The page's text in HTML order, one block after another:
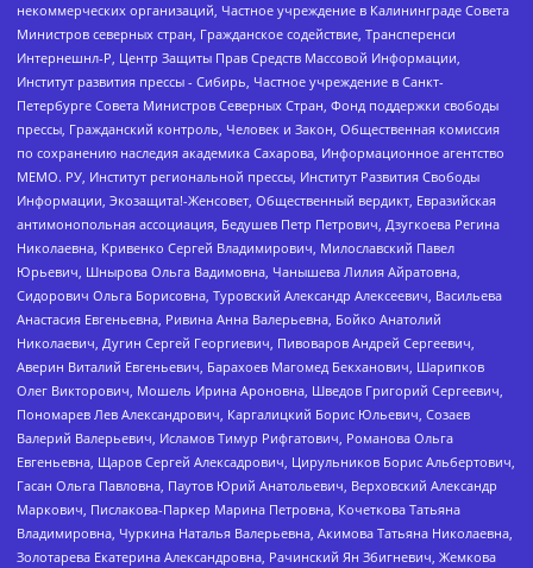
некоммерческих организаций, Частное учреждение в Калининграде Совета
Министров северных стран, Гражданское содействие, Трансперенси
Интернешнл-Р, Центр Защиты Прав Средств Массовой Информации,
Институт развития прессы - Сибирь, Частное учреждение в Санкт-
Петербурге Совета Министров Северных Стран, Фонд поддержки свободы
прессы, Гражданский контроль, Человек и Закон, Общественная комиссия
по сохранению наследия академика Сахарова, Информационное агентство
МЕМО. РУ, Институт региональной прессы, Институт Развития Свободы
Информации, Экозащита!-Женсовет, Общественный вердикт, Евразийская
антимонопольная ассоциация, Бедушев Петр Петрович, Дзугкоева Регина
Николаевна, Кривенко Сергей Владимирович, Милославский Павел
Юрьевич, Шнырова Ольга Вадимовна, Чанышева Лилия Айратовна,
Сидорович Ольга Борисовна, Туровский Александр Алексеевич, Васильева
Анастасия Евгеньевна, Ривина Анна Валерьевна, Бойко Анатолий
Николаевич, Дугин Сергей Георгиевич, Пивоваров Андрей Сергеевич,
Аверин Виталий Евгеньевич, Барахоев Магомед Бекханович, Шарипков
Олег Викторович, Мошель Ирина Ароновна, Шведов Григорий Сергеевич,
Пономарев Лев Александрович, Каргалицкий Борис Юльевич, Созаев
Валерий Валерьевич, Исламов Тимур Рифгатович, Романова Ольга
Евгеньевна, Щаров Сергей Алексадрович, Цирульников Борис Альбертович,
Гасан Ольга Павловна, Паутов Юрий Анатольевич, Верховский Александр
Маркович, Пислакова-Паркер Марина Петровна, Кочеткова Татьяна
Владимировна, Чуркина Наталья Валерьевна, Акимова Татьяна Николаевна,
Золотарева Екатерина Александровна, Рачинский Ян Збигневич, Жемкова